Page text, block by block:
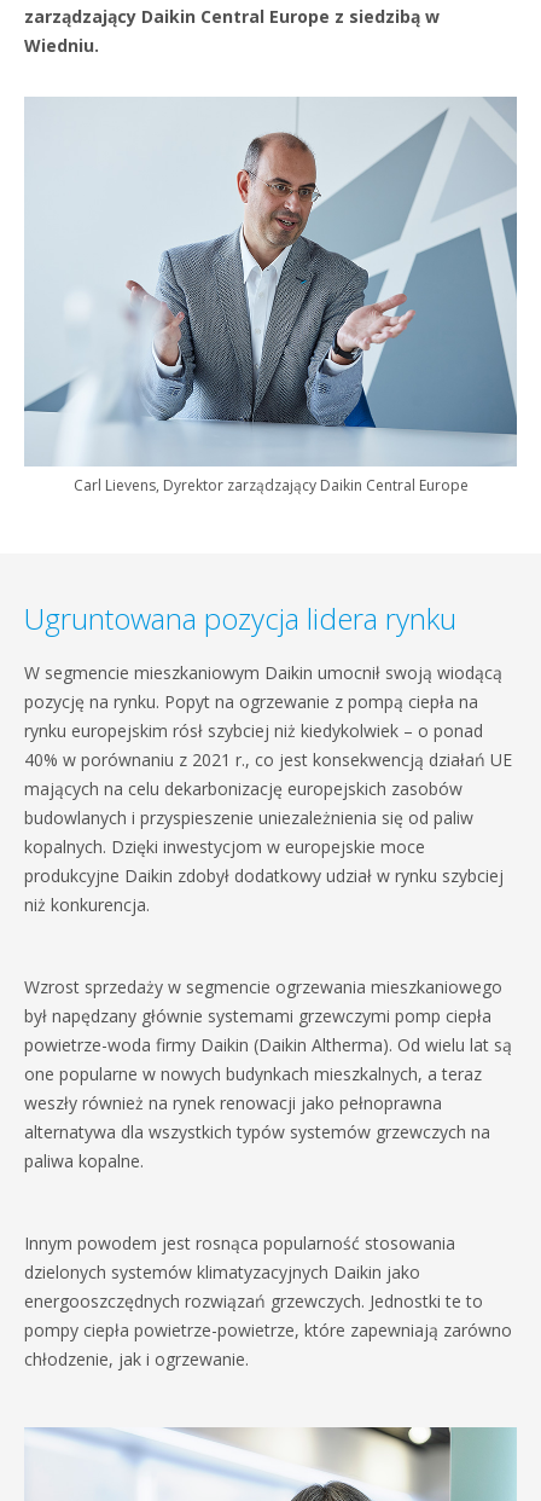
zarządzający Daikin Central Europe z siedzibą w
Wiedniu.
Carl Lievens, Dyrektor zarządzający Daikin Central Europe
Ugruntowana pozycja lidera rynku
W segmencie mieszkaniowym Daikin umocnił swoją wiodącą
pozycję na rynku. Popyt na ogrzewanie z pompą ciepła na
rynku europejskim rósł szybciej niż kiedykolwiek – o ponad
40% w porównaniu z 2021 r., co jest konsekwencją działań UE
mających na celu dekarbonizację europejskich zasobów
budowlanych i przyspieszenie uniezależnienia się od paliw
kopalnych. Dzięki inwestycjom w europejskie moce
produkcyjne Daikin zdobył dodatkowy udział w rynku szybciej
niż konkurencja.
Wzrost sprzedaży w segmencie ogrzewania mieszkaniowego
był napędzany głównie systemami grzewczymi pomp ciepła
powietrze-woda firmy Daikin (Daikin Altherma). Od wielu lat są
one popularne w nowych budynkach mieszkalnych, a teraz
weszły również na rynek renowacji jako pełnoprawna
alternatywa dla wszystkich typów systemów grzewczych na
paliwa kopalne.
Innym powodem jest rosnąca popularność stosowania
dzielonych systemów klimatyzacyjnych Daikin jako
energooszczędnych rozwiązań grzewczych. Jednostki te to
pompy ciepła powietrze-powietrze, które zapewniają zarówno
chłodzenie, jak i ogrzewanie.